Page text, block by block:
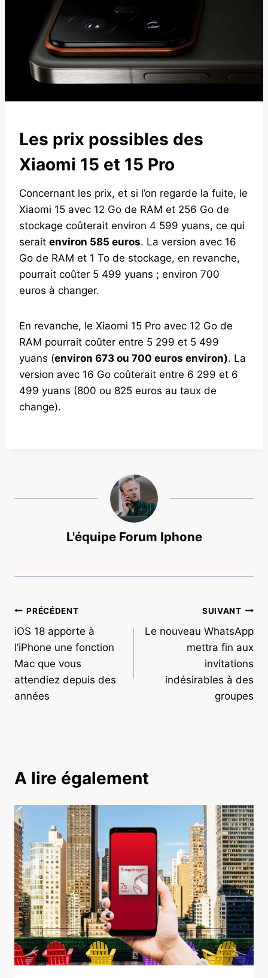
Les prix possibles des
Xiaomi 15 et 15 Pro
Concernant les prix, et si l’on regarde la fuite, le
Xiaomi 15 avec 12 Go de RAM et 256 Go de
stockage coûterait environ 4 599 yuans, ce qui
serait environ 585 euros. La version avec 16
Go de RAM et 1 To de stockage, en revanche,
pourrait coûter 5 499 yuans ; environ 700
euros à changer.
En revanche, le Xiaomi 15 Pro avec 12 Go de
RAM pourrait coûter entre 5 299 et 5 499
yuans (environ 673 ou 700 euros environ). La
version avec 16 Go coûterait entre 6 299 et 6
499 yuans (800 ou 825 euros au taux de
change).
L'équipe Forum Iphone
Navigation
de
l’article
PRÉCÉDENT
iOS 18 apporte à
l’iPhone une fonction
Mac que vous
attendiez depuis des
années
SUIVANT
Le nouveau WhatsApp
mettra fin aux
invitations
indésirables à des
groupes
A lire également